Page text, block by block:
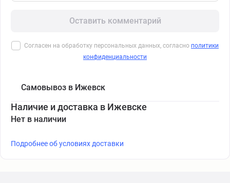
Оставить комментарий
Согласен на обработку персональных данных, согласно политики
конфиденциальности
Самовывоз в Ижевск
Наличие и доставка в Ижевске
Нет в наличии
Подробнее об условиях доставки